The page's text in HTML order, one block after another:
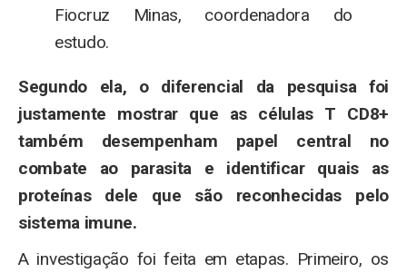
Fiocruz Minas, coordenadora do
estudo.
Segundo ela, o diferencial da pesquisa foi
justamente mostrar que as células T CD8+
também desempenham papel central no
combate ao parasita e identificar quais as
proteínas dele que são reconhecidas pelo
sistema imune.
A investigação foi feita em etapas. Primeiro, os